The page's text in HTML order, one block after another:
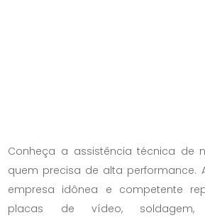
Conheça a assistência técnica de
quem precisa de alta performance.
empresa idônea e competente
placas de vídeo, soldagem,